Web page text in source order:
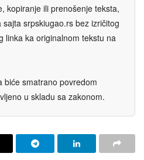
kopiranje ili prenošenje teksta,
srpskiugao.rs bez izričitog
linka ka originalnom tekstu na
biće smatrano povredom
u skladu sa zakonom.